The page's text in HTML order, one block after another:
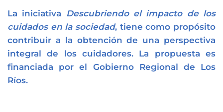
La iniciativa Descubriendo el impacto de los
cuidados en la sociedad, tiene como propósito
contribuir a la obtención de una perspectiva
integral de los cuidadores. La propuesta es
financiada por el Gobierno Regional de Los
Ríos.